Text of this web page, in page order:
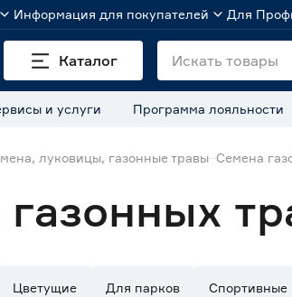
Информация для покупателей Для
Каталог
и услуги Программа лояльности
луковицы, газонные травы Семена
Цветущие Для парков Спортивные